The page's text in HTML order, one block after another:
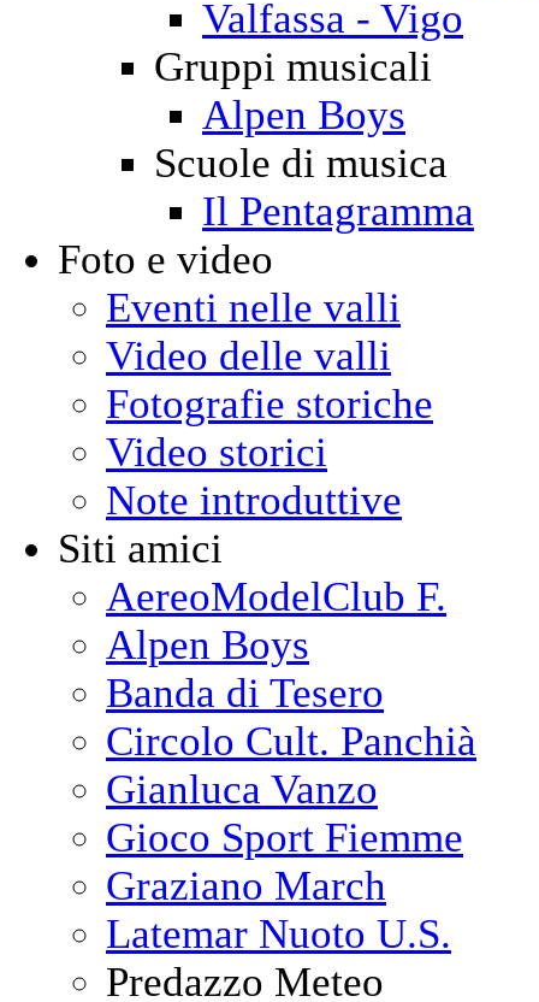
Valfassa - Vigo
Gruppi musicali
Alpen Boys
Scuole di musica
Il Pentagramma
Foto e video
Eventi nelle valli
Video delle valli
Fotografie storiche
Video storici
Note introduttive
Siti amici
AereoModelClub F.
Alpen Boys
Banda di Tesero
Circolo Cult. Panchià
Gianluca Vanzo
Gioco Sport Fiemme
Graziano March
Latemar Nuoto U.S.
Predazzo Meteo